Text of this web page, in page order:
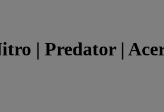
| Predator |